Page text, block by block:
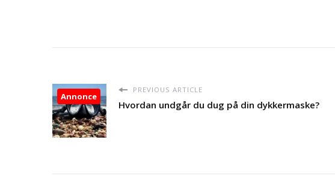
PREVIOUS ARTICLE
Hvordan undgår du dug på din dykkermaske?
Annonce